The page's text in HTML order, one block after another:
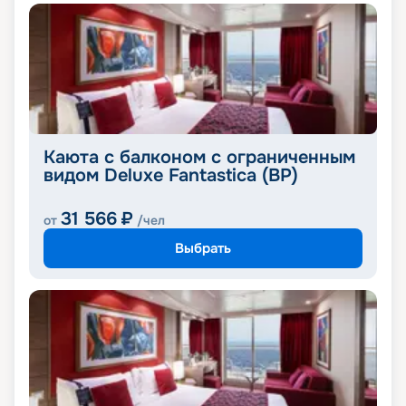
Каюта с балконом с ограниченным
видом Deluxe Fantastica (BP)
от 31 566 ₽ /чел
Выбрать